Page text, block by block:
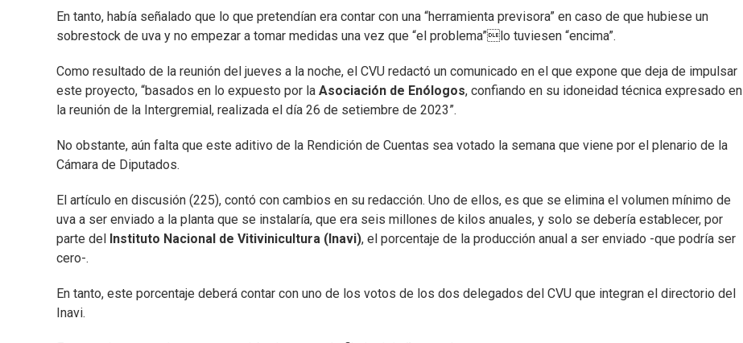
En tanto, había señalado que lo que pretendían era contar con una “herramienta previsora” en caso de que hubiese un
sobrestock de uva y no empezar a tomar medidas una vez que “el problema”lo tuviesen “encima”.
Como resultado de la reunión del jueves a la noche, el CVU redactó un comunicado en el que expone que deja de impulsar
este proyecto, “basados en lo expuesto por la Asociación de Enólogos, confiando en su idoneidad técnica expresado en
la reunión de la Intergremial, realizada el día 26 de setiembre de 2023”.
No obstante, aún falta que este aditivo de la Rendición de Cuentas sea votado la semana que viene por el plenario de la
Cámara de Diputados.
El artículo en discusión (225), contó con cambios en su redacción. Uno de ellos, es que se elimina el volumen mínimo de
uva a ser enviado a la planta que se instalaría, que era seis millones de kilos anuales, y solo se debería establecer, por
parte del
Instituto Nacional de Vitivinicultura (Inavi), el porcentaje de la producción anual a ser enviado -que podría ser
cero-.
En tanto, este porcentaje deberá contar con uno de los votos de los dos delegados del CVU que integran el directorio del
Inavi.